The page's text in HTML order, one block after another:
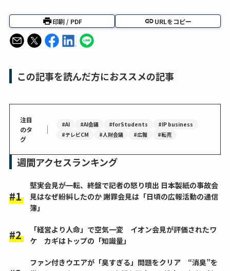
印刷 / PDF URLをコピー
この記事を読んだ方におススメの記事
注目
のタ
グ
｜ #AI #AI会議 #forStudents
#IP business
#テレビCM
#人財会議 #広報 #転売
週間アクセスランキング
堅実会見が一転、終盤で記者の怒り噴出 日本製紙の事故会
見はなぜ紛糾したのか 謝罪会見は「日頃の広報活動の通信
簿」
「経営より人命」で空気一変 イオン会見が評価されたワ
ケ カギはトップの「知識量」
ファン付きウエアが「臭すぎる」問題をクリア “消臭”を